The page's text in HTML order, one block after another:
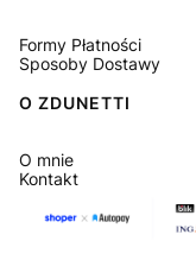
Formy Płatności
Sposoby Dostawy
O ZDUNETTI
O mnie
Kontakt